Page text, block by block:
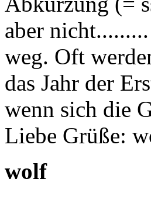
aber
weg. Oft
das Jahr der
wenn sich die
Liebe Grüße:
wolf